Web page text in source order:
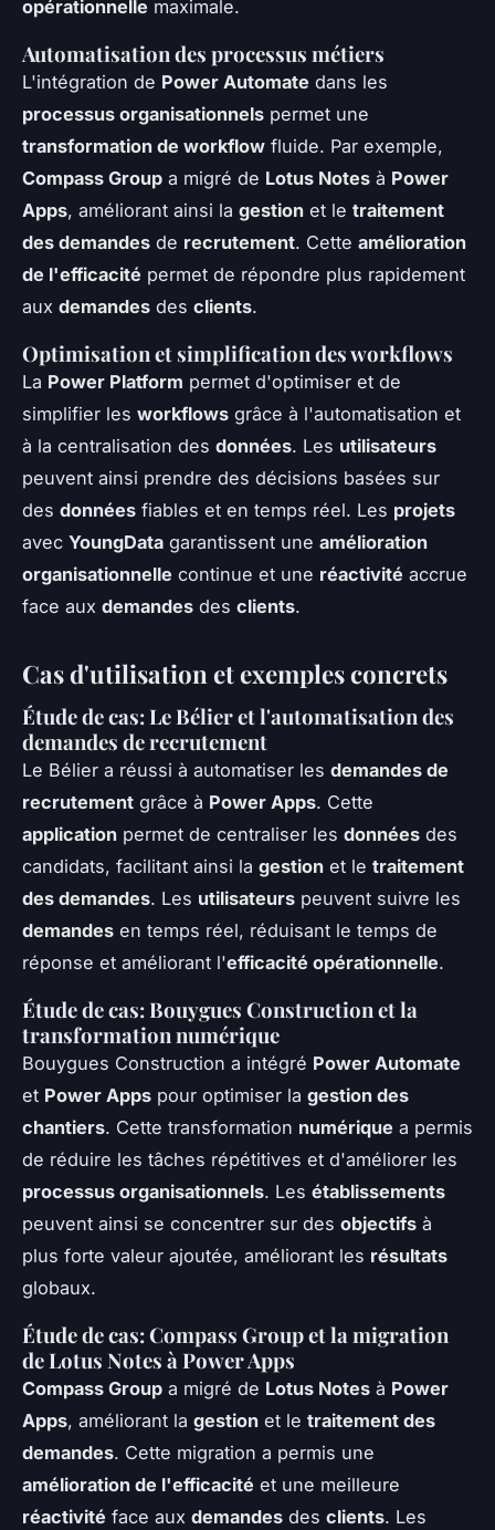
opérationnelle maximale.
Automatisation des processus métiers
L'intégration de Power Automate dans les
processus organisationnels permet une
transformation de workflow fluide. Par exemple,
Compass Group a migré de Lotus Notes à Power
Apps, améliorant ainsi la gestion et le traitement
des demandes de recrutement. Cette amélioration
de l'efficacité permet de répondre plus rapidement
aux demandes des clients.
Optimisation et simplification des workflows
La Power Platform permet d'optimiser et de
simplifier les workflows grâce à l'automatisation et
à la centralisation des données. Les utilisateurs
peuvent ainsi prendre des décisions basées sur
des données fiables et en temps réel. Les projets
avec YoungData garantissent une amélioration
organisationnelle continue et une réactivité accrue
face aux demandes des clients.
Cas d'utilisation et exemples concrets
Étude de cas: Le Bélier et l'automatisation des
demandes de recrutement
Le Bélier a réussi à automatiser les demandes de
recrutement grâce à Power Apps. Cette
application permet de centraliser les données des
candidats, facilitant ainsi la gestion et le traitement
des demandes. Les utilisateurs peuvent suivre les
demandes en temps réel, réduisant le temps de
réponse et améliorant l'efficacité opérationnelle.
Étude de cas: Bouygues Construction et la
transformation numérique
Bouygues Construction a intégré Power Automate
et Power Apps pour optimiser la gestion des
chantiers. Cette transformation numérique a permis
de réduire les tâches répétitives et d'améliorer les
processus organisationnels. Les établissements
peuvent ainsi se concentrer sur des objectifs à
plus forte valeur ajoutée, améliorant les résultats
globaux.
Étude de cas: Compass Group et la migration
de Lotus Notes à Power Apps
Compass Group a migré de Lotus Notes à Power
Apps, améliorant la gestion et le traitement des
demandes. Cette migration a permis une
amélioration de l'efficacité et une meilleure
réactivité face aux demandes des clients. Les